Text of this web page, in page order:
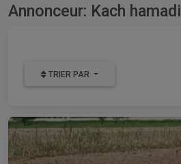
Annonceur: Kach hamadi
TRIER PAR